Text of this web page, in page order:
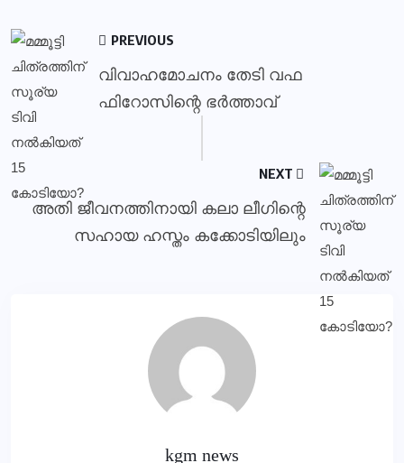
PREVIOUS
വിവാഹമോചനം തേടി വഫ
ഫിറോസിന്റെ ഭർത്താവ്
NEXT
അതി ജീവനത്തിനായി കലാ ലീഗിന്റെ
സഹായ ഹസ്തം കക്കോടിയിലും
kgm news